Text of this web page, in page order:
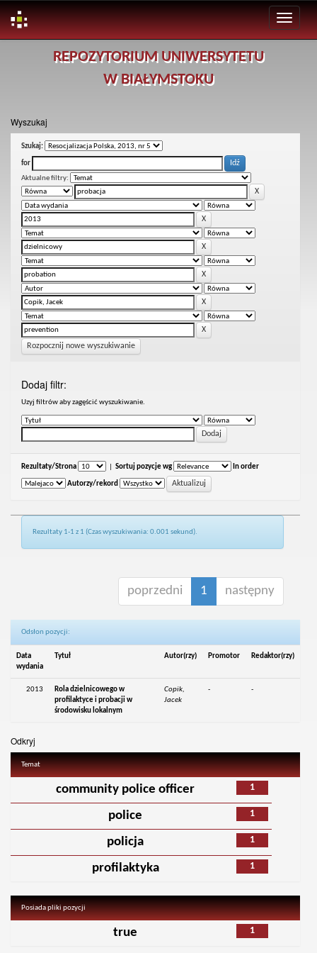
REPOZYTORIUM UNIWERSYTETU
W BIAŁYMSTOKU
Wyszukaj
Szukaj:
for
Aktualne filtry:
Rozpocznij nowe wyszukiwanie
Dodaj filtr:
Uzyj filtrów aby zagęścić wyszukiwanie.
Rezultaty/Strona Sortuj pozycje wg In order
Autorzy/rekord
Rezultaty 1-1 z 1 (Czas wyszukiwania: 0.001 sekund).
poprzedni 1 następny
Odsłon pozycji:
Data
wydania
Tytuł Autor(rzy) Promotor Redaktor(rzy)
2013
Rola dzielnicowego w
profilaktyce i probacji w
środowisku lokalnym
Copik,
Jacek
- -
Odkryj
Temat
1
community police officer
1
police
1
policja
1
profilaktyka
Posiada pliki pozycji
1
true